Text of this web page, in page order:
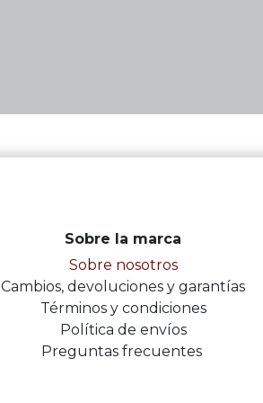
Sobre la marca
Sobre nosotros
Cambios, devoluciones y garantías
Términos y condiciones
Política de envíos
Preguntas frecuentes